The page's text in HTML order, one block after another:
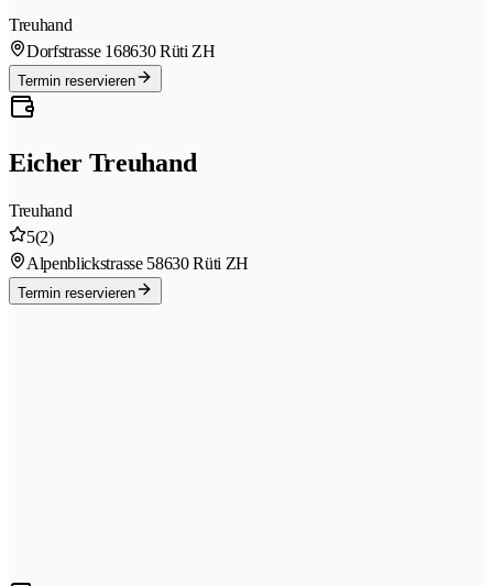
Treuhand
Dorfstrasse 168630 Rüti ZH
Termin reservieren
Eicher Treuhand
Treuhand
5(2)
Alpenblickstrasse 58630 Rüti ZH
Termin reservieren